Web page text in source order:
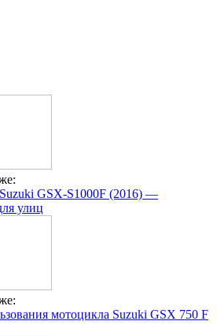
GSX-S1000F (2016) —
улиц
мотоцикла Suzuki GSX 750 F